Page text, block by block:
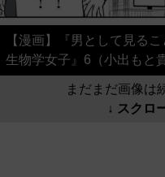
【漫画】『男として見る
生物学女子』6（小出もと
まだまだ画像は
↓ スクロ